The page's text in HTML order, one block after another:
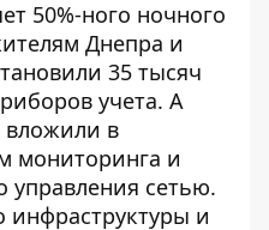
50%-ного ночного
Днепра и
35 тысяч
учета. А
вложили в
мониторинга и
управления сетью.
инфраструктуры и